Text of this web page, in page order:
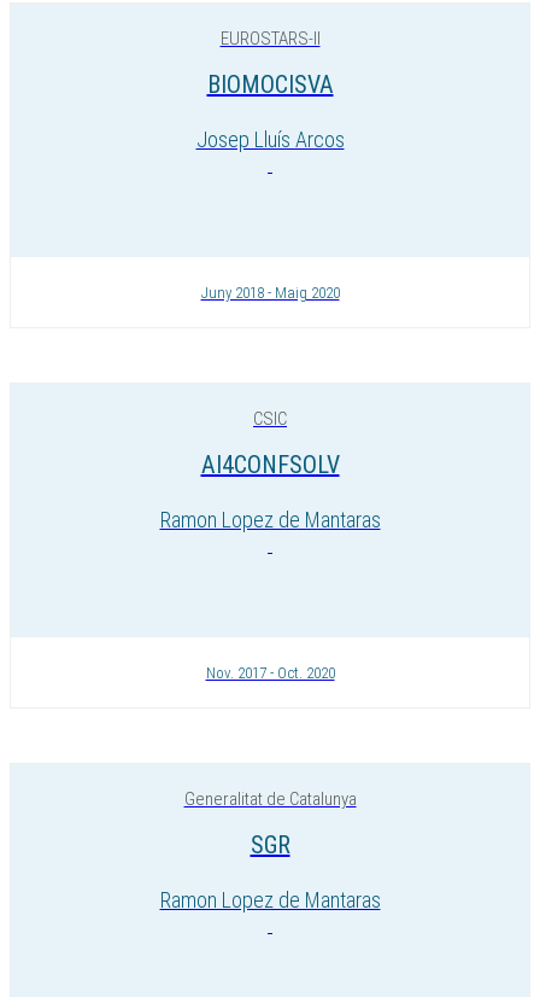
EUROSTARS-II
BIOMOCISVA
Josep Lluís Arcos
Juny 2018 - Maig 2020
CSIC
AI4CONFSOLV
Ramon Lopez de Mantaras
Nov. 2017 - Oct. 2020
Generalitat de Catalunya
SGR
Ramon Lopez de Mantaras